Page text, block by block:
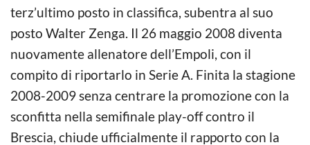
terz’ultimo posto in classifica, subentra al suo
posto Walter Zenga. Il 26 maggio 2008 diventa
nuovamente allenatore dell’Empoli, con il
compito di riportarlo in Serie A. Finita la stagione
2008-2009 senza centrare la promozione con la
sconfitta nella semifinale play-off contro il
Brescia, chiude ufficialmente il rapporto con la